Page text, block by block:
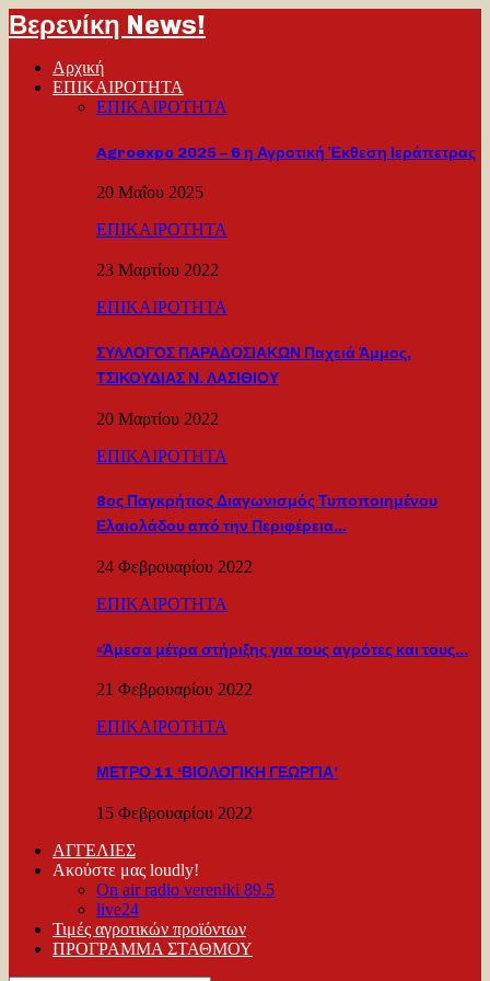
Βερενίκη News!
Αρχική
ΕΠΙΚΑΙΡΟΤΗΤΑ
ΕΠΙΚΑΙΡΟΤΗΤΑ
Agroexpo 2025 – 6 η Αγροτική Έκθεση Ιεράπετρας
20 Μαΐου 2025
ΕΠΙΚΑΙΡΟΤΗΤΑ
23 Μαρτίου 2022
ΕΠΙΚΑΙΡΟΤΗΤΑ
ΣΥΛΛΟΓΟΣ ΠΑΡΑΔΟΣΙΑΚΩΝ Παχειά Άμμος,
ΤΣΙΚΟΥΔΙΑΣ Ν. ΛΑΣΙΘΙΟΥ
20 Μαρτίου 2022
ΕΠΙΚΑΙΡΟΤΗΤΑ
8ος Παγκρήτιος Διαγωνισμός Τυποποιημένου
Ελαιολάδου από την Περιφέρεια…
24 Φεβρουαρίου 2022
ΕΠΙΚΑΙΡΟΤΗΤΑ
«Άμεσα μέτρα στήριξης για τους αγρότες και τους…
21 Φεβρουαρίου 2022
ΕΠΙΚΑΙΡΟΤΗΤΑ
ΜΕΤΡΟ 11 ‘ΒΙΟΛΟΓΙΚΗ ΓΕΩΡΓΙΑ’
15 Φεβρουαρίου 2022
ΑΓΓΕΛΙΕΣ
Ακούστε μας loudly!
On air radio vereniki 89.5
live24
Τιμές αγροτικών προϊόντων
ΠΡΟΓΡΑΜΜΑ ΣΤΑΘΜΟΥ